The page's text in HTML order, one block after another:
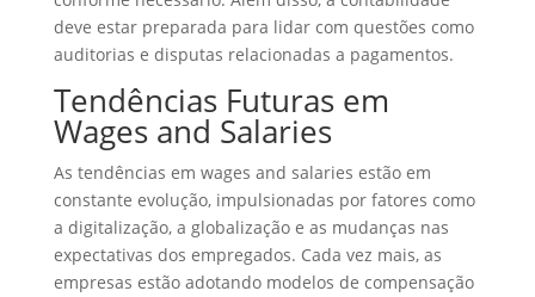
deve estar preparada para lidar com questões como
auditorias e disputas relacionadas a pagamentos.
Tendências Futuras em
Wages and Salaries
As tendências em wages and salaries estão em
constante evolução, impulsionadas por fatores como
a digitalização, a globalização e as mudanças nas
expectativas dos empregados. Cada vez mais, as
empresas estão adotando modelos de compensação